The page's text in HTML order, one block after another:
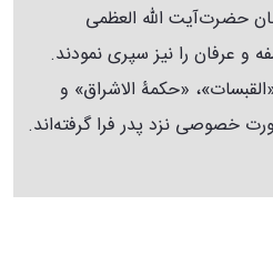
حضرت‌آیت‌ الله العظمی
و عرفان را نیز سپری نمودند.
«حکمۀ الاشراق» و
خصوصی نزد پدر فرا گرفته‌اند.